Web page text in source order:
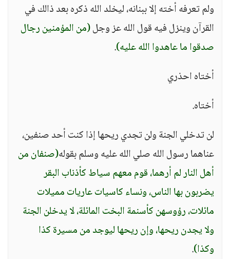
ولم تعرفه أخته إلا ببنانه، ليخلد الله ذكره بعد ذالك في
القرآن وينزل فيه قول الله عز وجل(من المؤمنين رجال
صدقوا ما عاهدوا الله عليه).
أختاه احذري
أختاه.
لن تدخلي الجنة ولن تجدي ريحها إذا كنت أحد صنفين،
عناهما رسول الله صلي الله عليه وسلم بقوله(صنفان من
أهل النار لم أرهما، قوم معهم سياط كأذناب البقر
يضربون بها الناس، ونساء كاسيات عاريات مميلات
مائلات، رؤوسهن كأسنمة البخت المائلة، لا يدخلن الجنة
ولا يجدن ريحها، وإن ريحها ليوجد من مسيرة كذا
وكذا).